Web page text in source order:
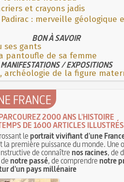
et crayons jadis
: merveille géologique
BON À SAVOIR
ses gants
pantoufle de sa femme
MANIFESTATIONS / EXPOSITIONS
archéologie de la figure
FRANCE
2000 ANS L'HISTOIRE
DE 1600 ARTICLES ILLUSTRÉS
leportrait vivifiant d'une
la première puissance du monde. Une
de connaîtrenos racines, de
notre passé, de comprendrenotre
d'un pays millénaire